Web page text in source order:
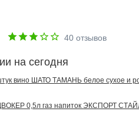
40отзывов
на сегодня
вино ШАТО ТАМАНЬ белое сухое и
0,5л газ напиток ЭКСПОРТ